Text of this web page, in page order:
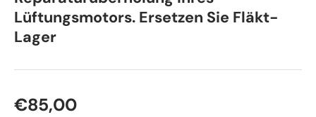
Lüftungsmotors. Ersetzen Sie Fläkt-
Lager
Normaler Preis
€85,00